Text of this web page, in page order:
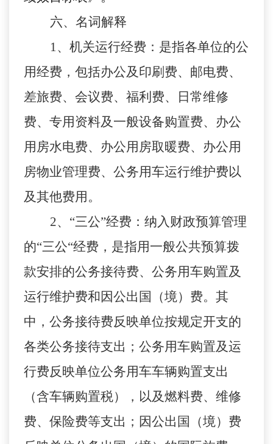
六、名词解释
1 、机关运行经费：是指各单位的公
用经费，包括办公及印刷费、邮电费、
差旅费、会议费、福利费、日常维修
费、专用资料及一般设备购置费、办公
用房水电费、办公用房取暖费、办公用
房物业管理费、公务用车运行维护费以
及其他费用。
2、“三公”经费：纳入财政预算管理
的“三公“经费，是指用一般公共预算拨
款安排的公务接待费、公务用车购置及
运行维护费和因公出国（境）费。其
中，公务接待费反映单位按规定开支的
各类公务接待支出；公务用车购置及运
行费反映单位公务用车车辆购置支出
（含车辆购置税），以及燃料费、维修
费、保险费等支出；因公出国（境）费